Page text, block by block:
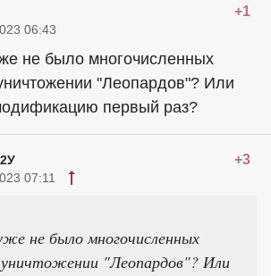
+1
06:43
не было многочисленных
"Леопардов"? Или
первый раз?
+3
07:11
не было многочисленных
"Леопардов"? Или